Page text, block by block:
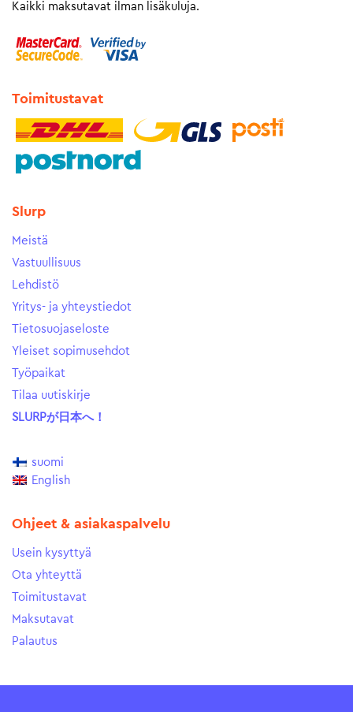
Kaikki maksutavat ilman lisäkuluja.
Toimitustavat
Slurp
Meistä
Vastuullisuus
Lehdistö
Yritys- ja yhteystiedot
Tietosuojaseloste
Yleiset sopimusehdot
Työpaikat
Tilaa uutiskirje
SLURPが日本へ！
suomi
English
Ohjeet & asiakaspalvelu
Usein kysyttyä
Ota yhteyttä
Toimitustavat
Maksutavat
Palautus